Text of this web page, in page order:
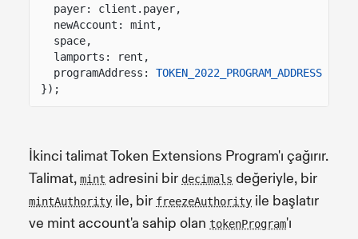
payer: client.payer,
newAccount: mint,
space,
lamports: rent,
programAddress:
TOKEN_2022_PROGRAM_ADDRESS
});
İkinci talimat Token Extensions Program'ı çağırır.
Talimat, mint adresini bir decimals değeriyle, bir
mintAuthority ile, bir freezeAuthority ile başlatır
ve mint account'a sahip olan tokenProgram'ı